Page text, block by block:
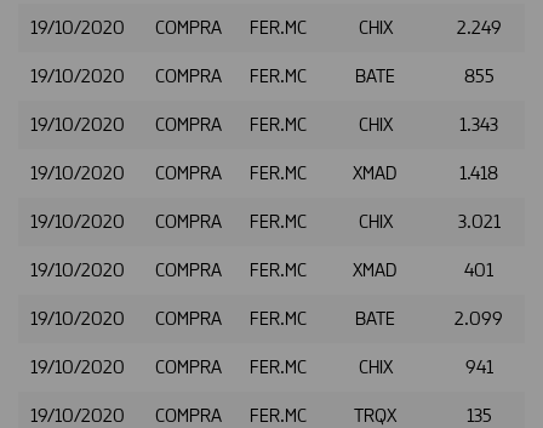
19/10/2020 COMPRA FER.MC CHIX 2.249
19/10/2020 COMPRA FER.MC BATE 855
19/10/2020 COMPRA FER.MC CHIX 1.343
19/10/2020 COMPRA FER.MC XMAD 1.418
19/10/2020 COMPRA FER.MC CHIX 3.021
19/10/2020 COMPRA FER.MC XMAD 401
19/10/2020 COMPRA FER.MC BATE 2.099
19/10/2020 COMPRA FER.MC CHIX 941
19/10/2020 COMPRA FER.MC TRQX 135